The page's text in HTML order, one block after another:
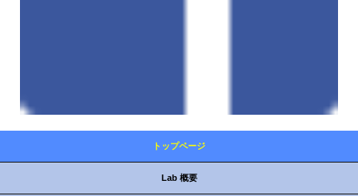
トップページ
Lab 概要